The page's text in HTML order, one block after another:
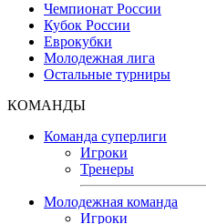
Чемпионат России
Кубок России
Еврокубки
Молодежная лига
Остальные турниры
КОМАНДЫ
Команда суперлиги
Игроки
Тренеры
Молодежная команда
Игроки